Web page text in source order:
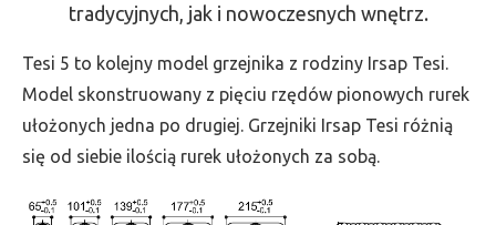
-
wys.
600,
szer.
450,
959
tradycyjnych, jak i nowoczesnych wnętrz.
Tesi 5 to kolejny model grzejnika z rodziny Irsap Tesi.
Model skonstruowany z pięciu rzędów pionowych rurek
ułożonych jedna po drugiej. Grzejniki Irsap Tesi różnią
się od siebie ilością rurek ułożonych za sobą.